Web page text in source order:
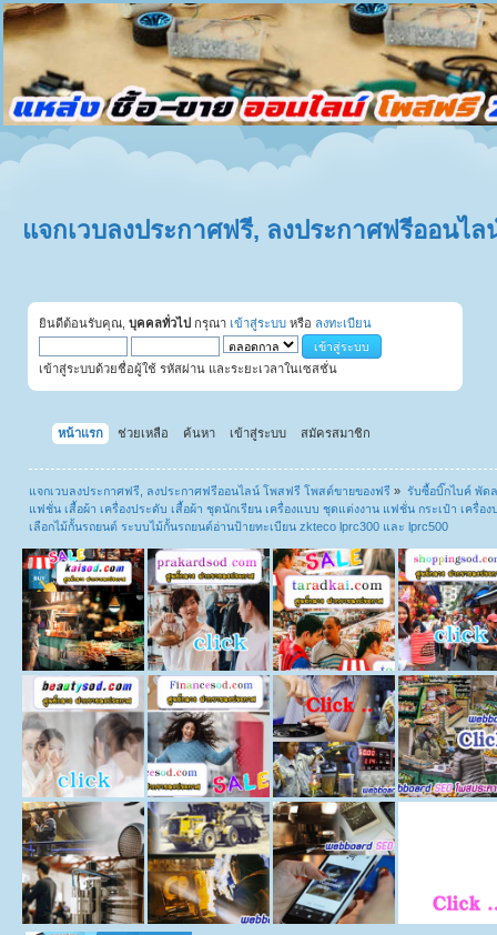
แจกเวบลงประกาศฟรี, ลงประกาศฟรีออนไ
ยินดีต้อนรับคุณ, บุคคลทั่วไป กรุณา เข้าสู่ระบบ หรือ ลงทะเบียน
เข้าสู่ระบบด้วยชื่อผู้ใช้ รหัสผ่าน และระยะเวลาในเซสชั่น
หน้าแรก ช่วยเหลือ ค้นหา เข้าสู่ระบบ สมัครสมาชิก
แจกเวบลงประกาศฟรี, ลงประกาศฟรีออนไลน์ โพสฟรี โพสต์ขายของฟรี » รับซื้อบิ๊กไบค์ พัด
แฟชั่น เสื้อผ้า เครื่องประดับ เสื้อผ้า ชุดนักเรียน เครื่องแบบ ชุดแต่งงาน แฟชั่น กระเป๋า เครื่
เลือกไม้กั้นรถยนต์ ระบบไม้กั้นรถยนต์อ่านป้ายทะเบียน zkteco lprc300 และ lprc500